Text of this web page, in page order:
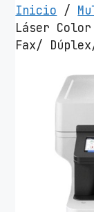
Inicio /
Láser Color
Fax/